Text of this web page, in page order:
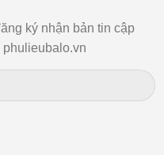
ký nhận bản tin cập